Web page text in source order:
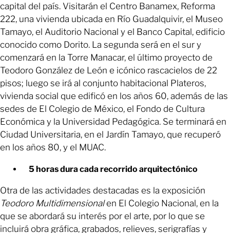
capital del país. Visitarán el Centro Banamex, Reforma
222, una vivienda ubicada en Río Guadalquivir, el Museo
Tamayo, el Auditorio Nacional y el Banco Capital, edificio
conocido como Dorito. La segunda será en el sur y
comenzará en la Torre Manacar, el último proyecto de
Teodoro González de León e icónico rascacielos de 22
pisos; luego se irá al conjunto habitacional Plateros,
vivienda social que edificó en los años 60, además de las
sedes de El Colegio de México, el Fondo de Cultura
Económica y la Universidad Pedagógica. Se terminará en
Ciudad Universitaria, en el Jardín Tamayo, que recuperó
en los años 80, y el MUAC.
5 horas dura cada recorrido arquitectónico
Otra de las actividades destacadas es la exposición
Teodoro Multidimensionalen El Colegio Nacional, en la
que se abordará su interés por el arte, por lo que se
incluirá obra gráfica, grabados, relieves, serigrafías y